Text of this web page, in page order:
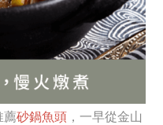
薦砂鍋魚頭 ，一早從金山